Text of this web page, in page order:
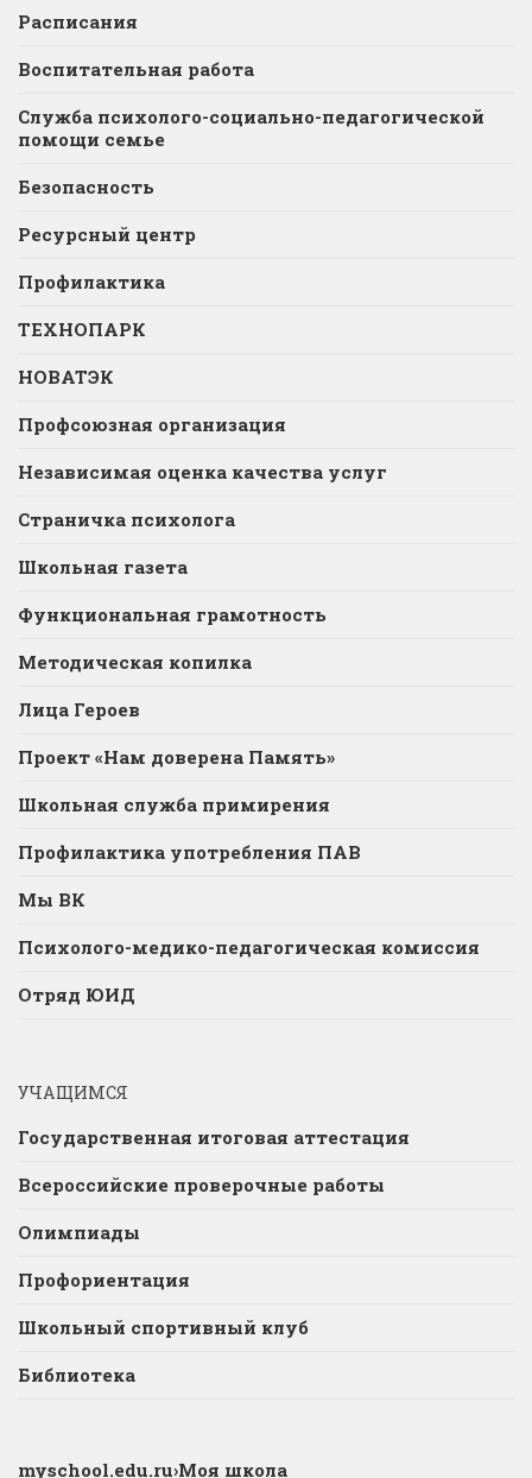
Расписания
Воспитательная работа
Служба психолого-социально-педагогической
помощи семье
Безопасность
Ресурсный центр
Профилактика
ТЕХНОПАРК
НОВАТЭК
Профсоюзная организация
Независимая оценка качества услуг
Страничка психолога
Школьная газета
Функциональная грамотность
Методическая копилка
Лица Героев
Проект «Нам доверена Память»
Школьная служба примирения
Профилактика употребления ПАВ
Мы ВК
Психолого-медико-педагогическая комиссия
Отряд ЮИД
УЧАЩИМСЯ
Государственная итоговая аттестация
Всероссийские проверочные работы
Олимпиады
Профориентация
Школьный спортивный клуб
Библиотека
myschool.edu.ru›Моя школа